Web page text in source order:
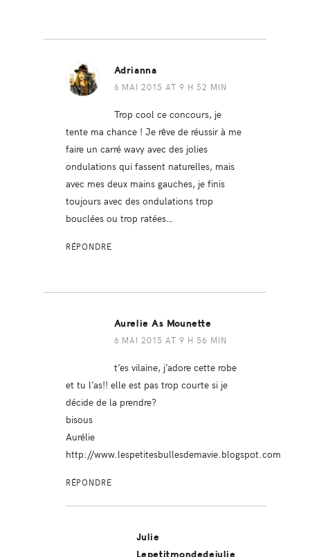
Adrianna
6 MAI 2015 AT 9 H 52 MIN
Trop cool ce concours, je
tente ma chance ! Je rêve de réussir à me
faire un carré wavy avec des jolies
ondulations qui fassent naturelles, mais
avec mes deux mains gauches, je finis
toujours avec des ondulations trop
bouclées ou trop ratées…
RÉPONDRE
Aurelie As Mounette
6 MAI 2015 AT 9 H 56 MIN
t’es vilaine, j’adore cette robe
et tu l’as!! elle est pas trop courte si je
décide de la prendre?
bisous
Aurélie
http://www.lespetitesbullesdemavie.blogspot.com
RÉPONDRE
Julie